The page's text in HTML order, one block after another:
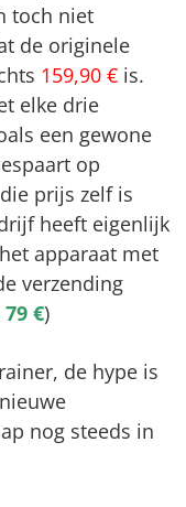
toch niet
de originele
159,90 € is.
elke drie
een gewone
op
prijs zelf is
heeft eigenlijk
apparaat met
verzending
€)
de hype is
nog steeds in